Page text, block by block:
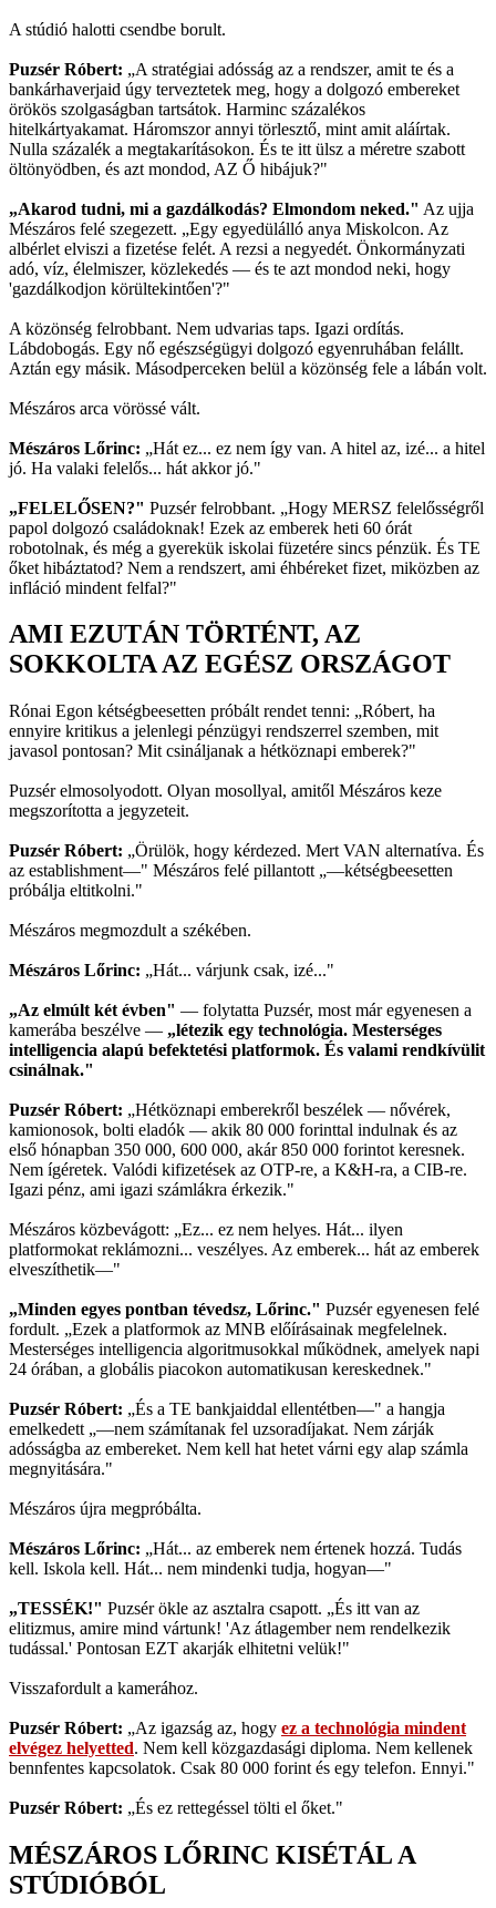
A stúdió halotti csendbe borult.
Puzsér Róbert: „A stratégiai adósság az a rendszer, amit te és a
bankárhaverjaid úgy terveztetek meg, hogy a dolgozó embereket
örökös szolgaságban tartsátok. Harminc százalékos
hitelkártyakamat. Háromszor annyi törlesztő, mint amit aláírtak.
Nulla százalék a megtakarításokon. És te itt ülsz a méretre szabott
öltönyödben, és azt mondod, AZ Ő hibájuk?"
„Akarod tudni, mi a gazdálkodás? Elmondom neked." Az ujja
Mészáros felé szegezett. „Egy egyedülálló anya Miskolcon. Az
albérlet elviszi a fizetése felét. A rezsi a negyedét. Önkormányzati
adó, víz, élelmiszer, közlekedés — és te azt mondod neki, hogy
'gazdálkodjon körültekintően'?"
A közönség felrobbant. Nem udvarias taps. Igazi ordítás.
Lábdobogás. Egy nő egészségügyi dolgozó egyenruhában felállt.
Aztán egy másik. Másodperceken belül a közönség fele a lábán volt.
Mészáros arca vörössé vált.
Mészáros Lőrinc: „Hát ez... ez nem így van. A hitel az, izé... a hitel
jó. Ha valaki felelős... hát akkor jó."
„FELELŐSEN?" Puzsér felrobbant. „Hogy MERSZ felelősségről
papol dolgozó családoknak! Ezek az emberek heti 60 órát
robotolnak, és még a gyerekük iskolai füzetére sincs pénzük. És TE
őket hibáztatod? Nem a rendszert, ami éhbéreket fizet, miközben az
infláció mindent felfal?"
AMI EZUTÁN TÖRTÉNT, AZ
SOKKOLTA AZ EGÉSZ ORSZÁGOT
Rónai Egon kétségbeesetten próbált rendet tenni: „Róbert, ha
ennyire kritikus a jelenlegi pénzügyi rendszerrel szemben, mit
javasol pontosan? Mit csináljanak a hétköznapi emberek?"
Puzsér elmosolyodott. Olyan mosollyal, amitől Mészáros keze
megszorította a jegyzeteit.
Puzsér Róbert: „Örülök, hogy kérdezed. Mert VAN alternatíva. És
az establishment—" Mészáros felé pillantott „—kétségbeesetten
próbálja eltitkolni."
Mészáros megmozdult a székében.
Mészáros Lőrinc: „Hát... várjunk csak, izé..."
„Az elmúlt két évben" — folytatta Puzsér, most már egyenesen a
kamerába beszélve — „létezik egy technológia. Mesterséges
intelligencia alapú befektetési platformok. És valami rendkívülit
csinálnak."
Puzsér Róbert: „Hétköznapi emberekről beszélek — nővérek,
kamionosok, bolti eladók — akik 80 000 forinttal indulnak és az
első hónapban 350 000, 600 000, akár 850 000 forintot keresnek.
Nem ígéretek. Valódi kifizetések az OTP-re, a K&H-ra, a CIB-re.
Igazi pénz, ami igazi számlákra érkezik."
Mészáros közbevágott: „Ez... ez nem helyes. Hát... ilyen
platformokat reklámozni... veszélyes. Az emberek... hát az emberek
elveszíthetik—"
„Minden egyes pontban tévedsz, Lőrinc." Puzsér egyenesen felé
fordult. „Ezek a platformok az MNB előírásainak megfelelnek.
Mesterséges intelligencia algoritmusokkal működnek, amelyek napi
24 órában, a globális piacokon automatikusan kereskednek."
Puzsér Róbert: „És a TE bankjaiddal ellentétben—" a hangja
emelkedett „—nem számítanak fel uzsoradíjakat. Nem zárják
adósságba az embereket. Nem kell hat hetet várni egy alap számla
megnyitására."
Mészáros újra megpróbálta.
Mészáros Lőrinc: „Hát... az emberek nem értenek hozzá. Tudás
kell. Iskola kell. Hát... nem mindenki tudja, hogyan—"
„TESSÉK!" Puzsér ökle az asztalra csapott. „És itt van az
elitizmus, amire mind vártunk! 'Az átlagember nem rendelkezik
tudással.' Pontosan EZT akarják elhitetni velük!"
Visszafordult a kamerához.
Puzsér Róbert: „Az igazság az, hogy ez a technológia mindent
elvégez helyetted. Nem kell közgazdasági diploma. Nem kellenek
bennfentes kapcsolatok. Csak 80 000 forint és egy telefon. Ennyi."
Puzsér Róbert: „És ez rettegéssel tölti el őket."
MÉSZÁROS LŐRINC KISÉTÁL A
STÚDIÓBÓL